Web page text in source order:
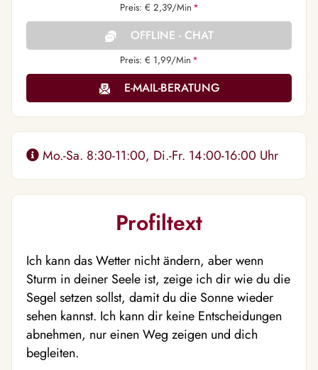
Preis: € 2,39/Min *
OFFLINE - CHAT
Preis: € 1,99/Min *
E-MAIL-BERATUNG
Mo.-Sa. 8:30-11:00, Di.-Fr. 14:00-16:00 Uhr
Profiltext
Ich kann das Wetter nicht ändern, aber wenn
Sturm in deiner Seele ist, zeige ich dir wie du die
Segel setzen sollst, damit du die Sonne wieder
sehen kannst. Ich kann dir keine Entscheidungen
abnehmen, nur einen Weg zeigen und dich
begleiten.